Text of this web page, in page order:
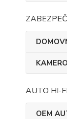
AUTO HI-FI
OEM